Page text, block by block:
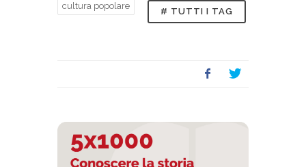
cultura popolare
# TUTTI I TAG